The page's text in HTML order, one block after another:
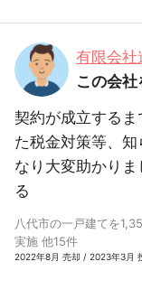
有限会社
この会
契約が成立する
た税金対策等、
なり大変助かり
る
八代市の一戸建てを
実施 他15件
2022年8月 売却 / 2023年3月